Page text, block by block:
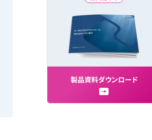
製品資料ダウンロー ド